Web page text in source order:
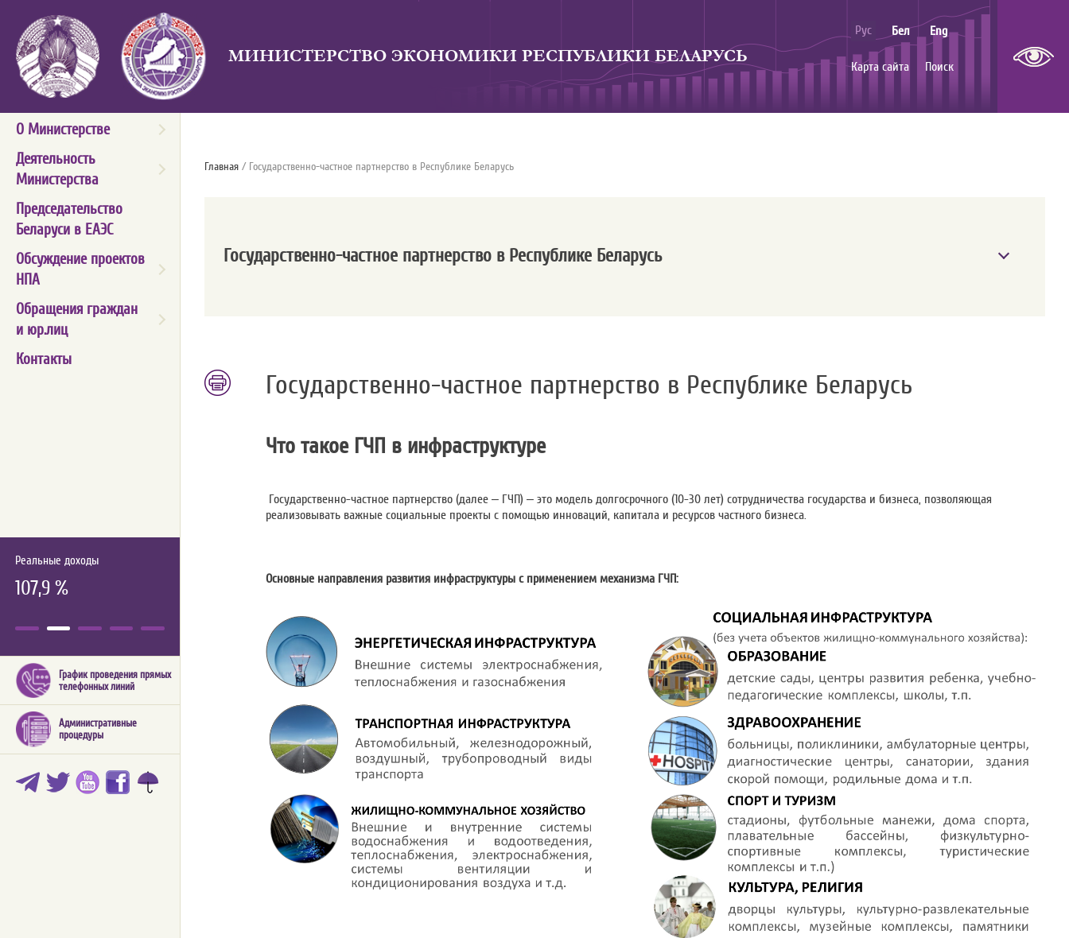
МИНИСТЕРСТВО ЭКОНОМИКИ РЕСПУБЛИКИ БЕЛАРУСЬ
Рус Бел Eng
Карта сайта Поиск
О Министерстве
Деятельность
Министерства
Председательство
Беларуси в ЕАЭС
Обсуждение проектов
НПА
Обращения граждан
и юр.лиц
Контакты
Реальные доходы
107,9 %
График проведения прямых
телефонных линий
Административные
процедуры
Главная / Государственно-частное партнерство в Республике Беларусь
Государственно-частное партнерство в Республике Беларусь
Государственно-частное партнерство в Республике Беларусь
Что такое ГЧП в инфраструктуре
Государственно-частное партнерство (далее – ГЧП) – это модель долгосрочного (10-30 лет) сотрудничества государства и бизнеса, позволяющая
реализовывать важные социальные проекты с помощью инноваций, капитала и ресурсов частного бизнеса.
Основные направления развития инфраструктуры с применением механизма ГЧП: